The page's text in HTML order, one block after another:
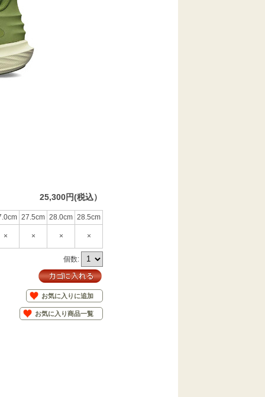
25,300円(税込）
27.5cm 28.0cm 28.5cm
× × × ×
個数:
お気に入りに追加
お気に入り商品一覧